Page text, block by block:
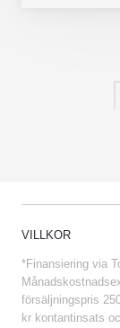
VILLKOR
*Finansiering via
försäljningspris
kr kontantinsats